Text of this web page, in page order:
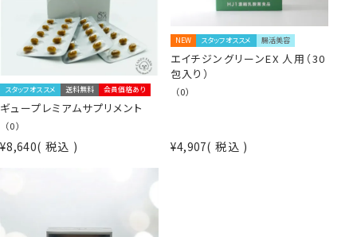
スタッフオススメ 送料無料 会員価格あり
ギュープレミアムサプリメント
（0）
¥8,640 税込
NEW スタッフオススメ 腸活美容
エイチジングリーンEX 人用（30
包入り）
（0）
¥4,907 税込